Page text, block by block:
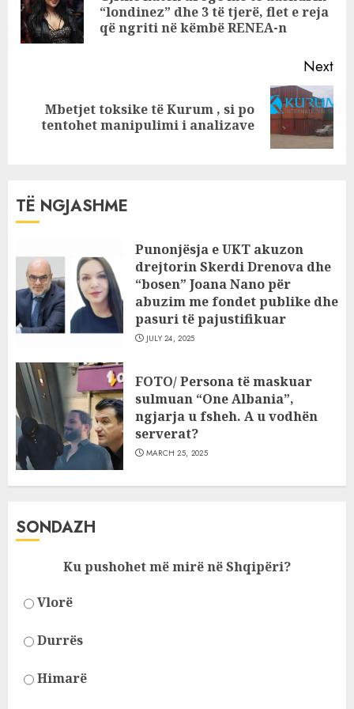
Kullës
“londinez” dhe 3 të tjerë, flet e reja
që ngriti në këmbë RENEA-n
Next
Next
post:
Mbetjet toksike të Kurum , si po
tentohet manipulimi i analizave
TË NGJASHME
Punonjësja e UKT akuzon
drejtorin Skerdi Drenova dhe
“bosen” Joana Nano për
abuzim me fondet publike dhe
pasuri të pajustifikuar
JULY 24, 2025
FOTO/ Persona të maskuar
sulmuan “One Albania”,
ngjarja u fsheh. A u vodhën
serverat?
MARCH 25, 2025
SONDAZH
Ku pushohet më mirë në Shqipëri?
Vlorë
Durrës
Himarë